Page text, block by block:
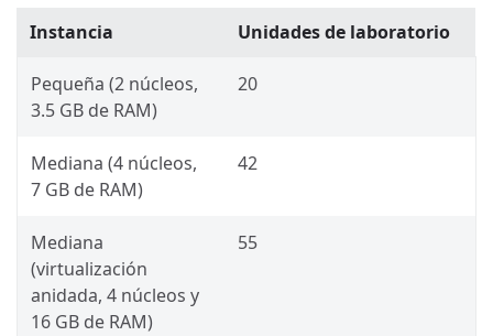
Instancia Unidades de laboratorio
Pequeña (2 núcleos,
3.5 GB de RAM)
20
Mediana (4 núcleos,
7 GB de RAM)
42
Mediana
(virtualización
anidada, 4 núcleos y
16 GB de RAM)
55